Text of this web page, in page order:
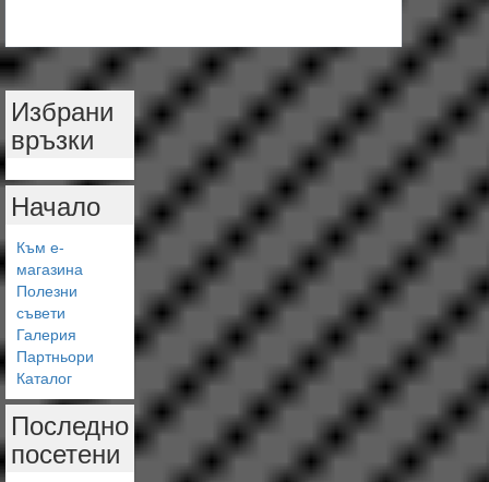
Избрани
връзки
Начало
Към е-
магазина
Полезни
съвети
Галерия
Партньори
Каталог
Последно
посетени